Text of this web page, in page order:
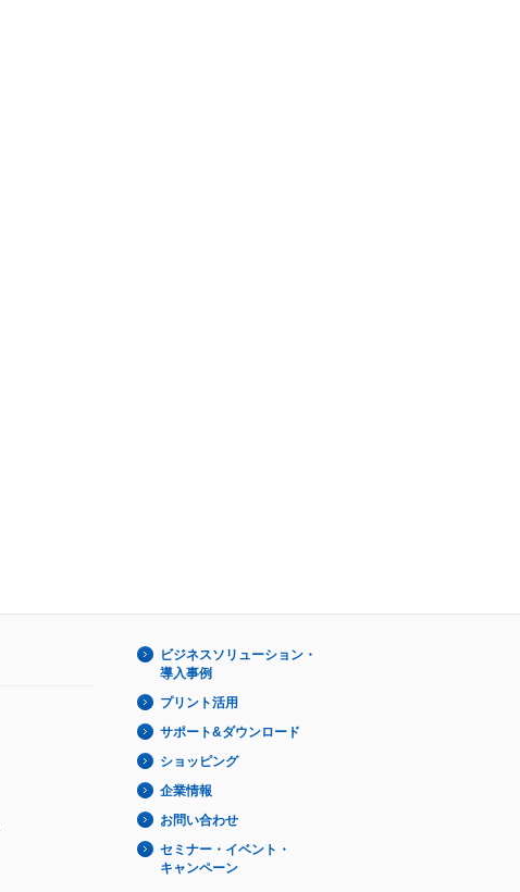
ビジネスソリューション・
導入事例
プリント活用
サポート&ダウンロード
ショッピング
企業情報
お問い合わせ
セミナー・イベント・
キャンペーン